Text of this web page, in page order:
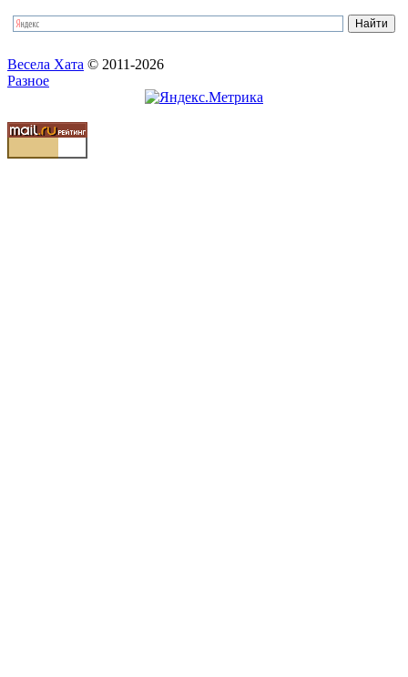
Весела Хата © 2011-2026
Разное